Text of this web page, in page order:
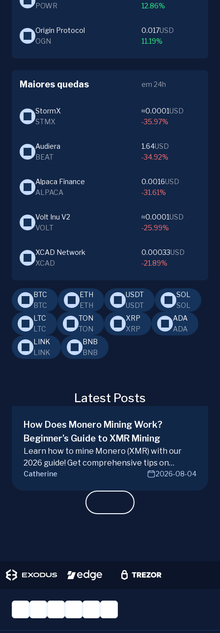
POWR
12.86%
Origin Protocol
OGN
0.017USD
11.19%
Maiores quedas em 24h
StormX
STMX
≈0.0001USD
-35.97%
Audiera
BEAT
1.64USD
-34.92%
Alpaca Finance
ALPACA
0.0016USD
-31.61%
Volt Inu V2
VOLT
≈0.0001USD
-25.99%
XCAD Network
XCAD
0.00033USD
-21.89%
BTC
BTC
ETH
ETH
USDT
USDT
SOL
SOL
LTC
LTC
TON
TON
XRP
XRP
ADA
ADA
LINK
LINK
BNB
BNB
Latest Posts
How Does Monero Mining Work?
Beginner’s Guide to XMR Mining
Learn how to mine Monero (XMR) with our
2026 guide! Get comprehensive tips on
hardware, software, and techniques for
Catherine 2026-08-04